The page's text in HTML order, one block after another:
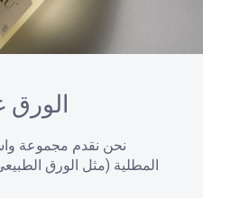
الورق
نحن نقدم مجموعة
المطلية (مثل الورق